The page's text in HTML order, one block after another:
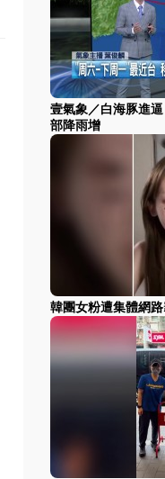
壹氣象／白海豚進
部降雨增
韓團女粉遭集體網